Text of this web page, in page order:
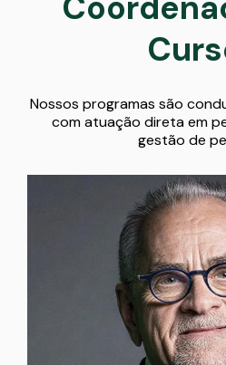
Nossos programas são
com atuação direta em
gestão de